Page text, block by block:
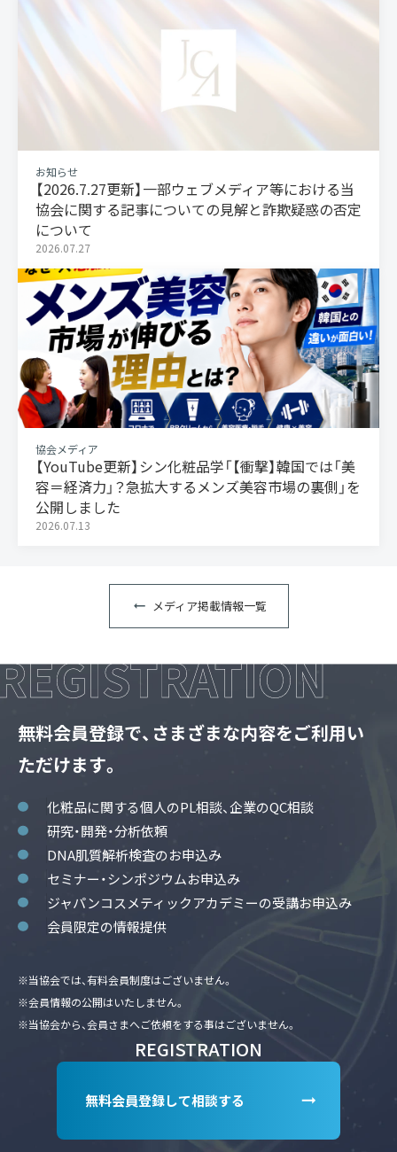
お知らせ
【2026.7.27更新】一部ウェブメディア等における当
協会に関する記事についての見解と詐欺疑惑の否定
について
2026.07.27
協会メディア
【YouTube更新】シン化粧品学「【衝撃】韓国では「美
容＝経済力」？急拡大するメンズ美容市場の裏側」を
公開しました
2026.07.13
メディア掲載情報一覧
無料会員登録で、さまざまな内容をご利用い
ただけます。
化粧品に関する個人のPL相談、企業のQC相談
研究・開発・分析依頼
DNA肌質解析検査のお申込み
セミナー・シンポジウムお申込み
ジャパンコスメティックアカデミーの受講お申込み
会員限定の情報提供
※当協会では、有料会員制度はございません。
※会員情報の公開はいたしません。
※当協会から、会員さまへご依頼をする事はございません。
REGISTRATION
無料会員登録して相談する